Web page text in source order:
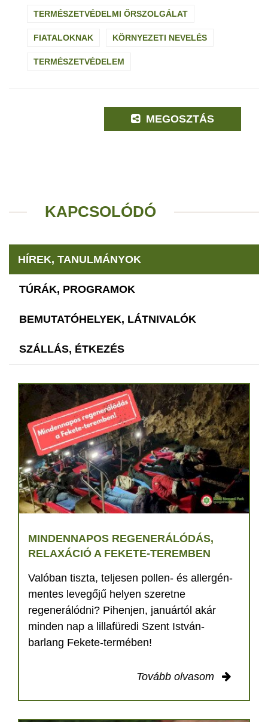
TERMÉSZETVÉDELMI ŐRSZOLGÁLAT
FIATALOKNAK KÖRNYEZETI NEVELÉS
TERMÉSZETVÉDELEM
MEGOSZTÁS
KAPCSOLÓDÓ
HÍREK, TANULMÁNYOK
TÚRÁK, PROGRAMOK
BEMUTATÓHELYEK, LÁTNIVALÓK
SZÁLLÁS, ÉTKEZÉS
MINDENNAPOS REGENERÁLÓDÁS,
RELAXÁCIÓ A FEKETE-TEREMBEN
Valóban tiszta, teljesen pollen- és allergén-
mentes levegőjű helyen szeretne
regenerálódni? Pihenjen, januártól akár
minden nap a lillafüredi Szent István-
barlang Fekete-termében!
Tovább olvasom